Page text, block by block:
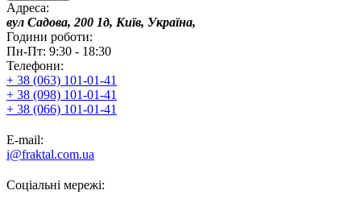
Адреса:
вул Садова, 200 1д, Київ, Україна,
Години роботи:
Пн-Пт: 9:30 - 18:30
Телефони:
+ 38 (063) 101-01-41
+ 38 (098) 101-01-41
+ 38 (066) 101-01-41
E-mail:
i@fraktal.com.ua
Соціальні мережі: